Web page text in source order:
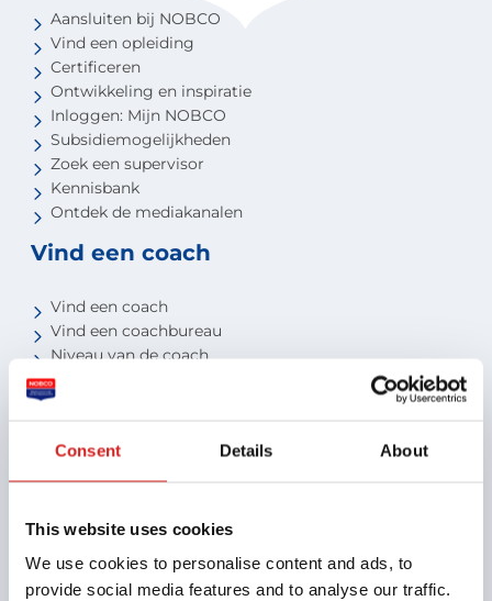
Consent Details About
This website uses cookies
We use cookies to personalise content and ads, to
provide social media features and to analyse our traffic.
Aansluiten bij NOBCO
Vind een opleiding
Certificeren
Ontwikkeling en inspiratie
Inloggen: Mijn NOBCO
Subsidiemogelijkheden
Zoek een supervisor
Kennisbank
Ontdek de mediakanalen
Vind een coach
Vind een coach
Vind een coachbureau
Niveau van de coach
Voor studenten
Aansluiten als coachbureau
Over NOBCO